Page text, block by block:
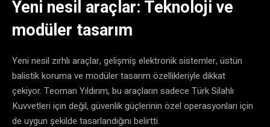
Yeni nesil araçlar: Teknoloji ve
modüler tasarım
Yeni nesil zırhlı araçlar, gelişmiş elektronik sistemler, üstün
balistik koruma ve modüler tasarım özellikleriyle dikkat
çekiyor. Teoman Yıldırım, bu araçların sadece Türk Silahlı
Kuvvetleri için değil, güvenlik güçlerinin özel operasyonları için
de uygun şekilde tasarlandığını belirtti.